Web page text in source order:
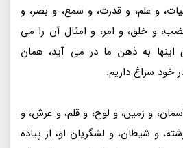
و علم، و قدرت، و سمع، و بصر، و
و خلق، و امر، و امثال آن را می
اینها به ذهن ما در می آید، همان
خود سراغ داریم.
و زمین، و لوح، و قلم، و عرش، و
و شیطان، و لشگریان او، از پیاده